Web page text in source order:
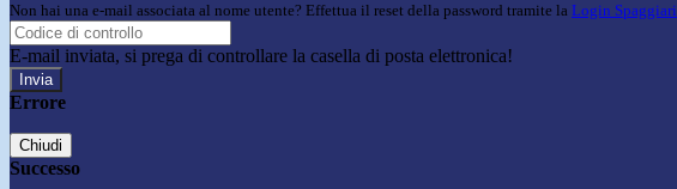
Non hai una e-mail associata al nome utente? Effettua il reset della password tramite la Login Spaggiari
E-mail inviata, si prega di controllare la casella di posta elettronica!
Errore
Chiudi
Successo